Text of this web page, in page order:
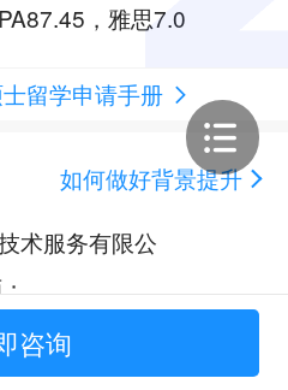
，雅思7.0
留学申请手册
如何做好背景提升
术服务有限公
司/技术部管理
咨询